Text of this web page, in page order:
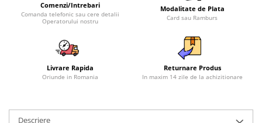
Comenzi/Intrebari
Comanda telefonic sau cere detalii
Operatorului nostru
Modalitate de Plata
Card sau Ramburs
Livrare Rapida
Oriunde in Romania
Returnare Produs
In maxim 14 zile de la achizitionare
Descriere